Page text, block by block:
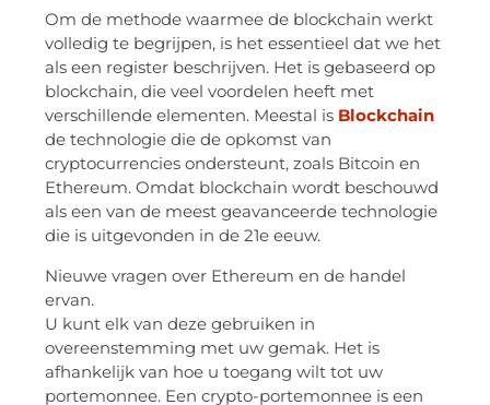
Om de methode waarmee de blockchain werkt
volledig te begrijpen, is het essentieel dat we het
als een register beschrijven. Het is gebaseerd op
blockchain, die veel voordelen heeft met
verschillende elementen. Meestal is Blockchain
de technologie die de opkomst van
cryptocurrencies ondersteunt, zoals Bitcoin en
Ethereum. Omdat blockchain wordt beschouwd
als een van de meest geavanceerde technologie
die is uitgevonden in de 21e eeuw.
Nieuwe vragen over Ethereum en de handel
ervan.
U kunt elk van deze gebruiken in
overeenstemming met uw gemak. Het is
afhankelijk van hoe u toegang wilt tot uw
portemonnee. Een crypto-portemonnee is een